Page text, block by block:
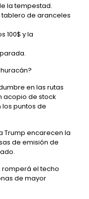
la tempestad.
tablero de aranceles
100$ y la
en las rutas
acopio de stock
puntos de
Trump encarecen la
de emisión de
romperá el techo
de mayor